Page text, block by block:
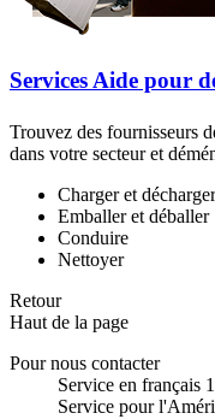
Services Aide pour
Trouvez des fournisseurs
dans votre secteur et
Charger et décharger
Emballer et déballer
Conduire
Nettoyer
Retour
Haut de la page
Pour nous contacter
Service en français
Service pour